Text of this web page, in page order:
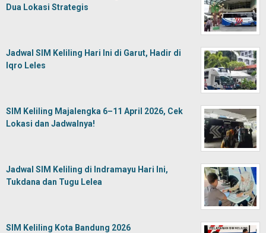
Dua Lokasi Strategis
Jadwal SIM Keliling Hari Ini di Garut, Hadir di
Iqro Leles
SIM Keliling Majalengka 6–11 April 2026, Cek
Lokasi dan Jadwalnya!
Jadwal SIM Keliling di Indramayu Hari Ini,
Tukdana dan Tugu Lelea
SIM Keliling Kota Bandung 2026